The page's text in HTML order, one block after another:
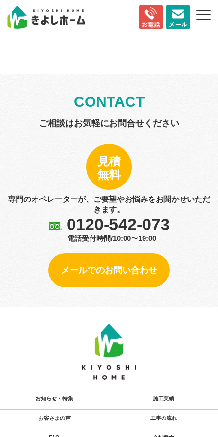
株式会社きよしホーム >お知らせ
CONTACT
ご相談はお気軽にお問合せください
見積
無料
専門のオペレーターが、ご要望やお悩みをお聞かせいただ
きます。
0120-542-073
電話受付時間/10:00〜19:00
メールでのお問い合わせ
お知らせ・特集 施工実績
お客さまの声 工事の流れ